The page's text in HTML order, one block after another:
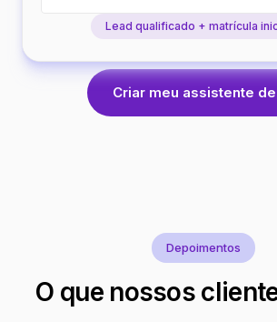
Lead qualificado + matrícula
Criar meu assistente
Depoimentos
O que nossos